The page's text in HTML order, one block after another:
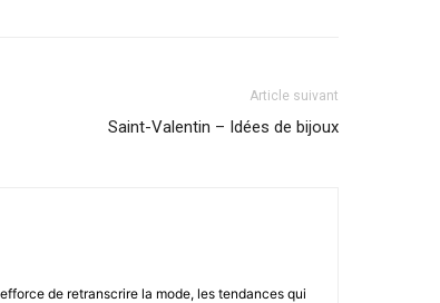
Article suivant
Saint-Valentin – Idées de bijoux
de retranscrire la mode, les tendances qui